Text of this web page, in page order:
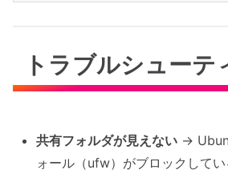
トラブルシューテ
共有フォルダが見えない →
ォール（ufw）がブロックしてい